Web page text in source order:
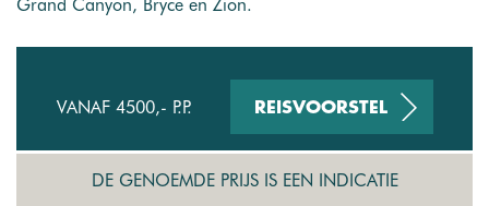
Grand Canyon, Bryce en Zion.
VANAF 4500,- P.P. REISVOORSTEL
DE GENOEMDE PRIJS IS EEN INDICATIE